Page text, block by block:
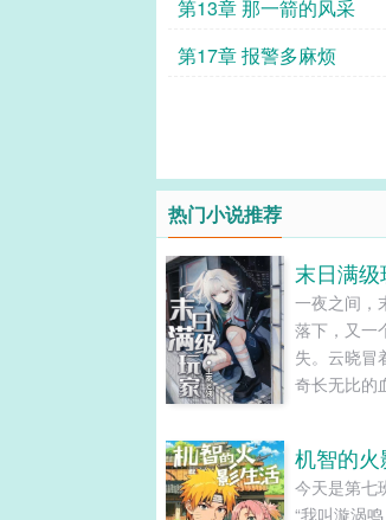
第13章 那一箭的风采
第17章 报警多麻烦
热门小说推荐
末日满级
一夜之间，
落下，又一
失。云晓冒
奇长无比的
机智的
今天是第七
“我叫漩涡